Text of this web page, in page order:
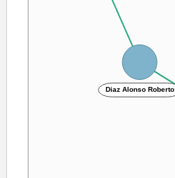
Diaz Alonso Roberto